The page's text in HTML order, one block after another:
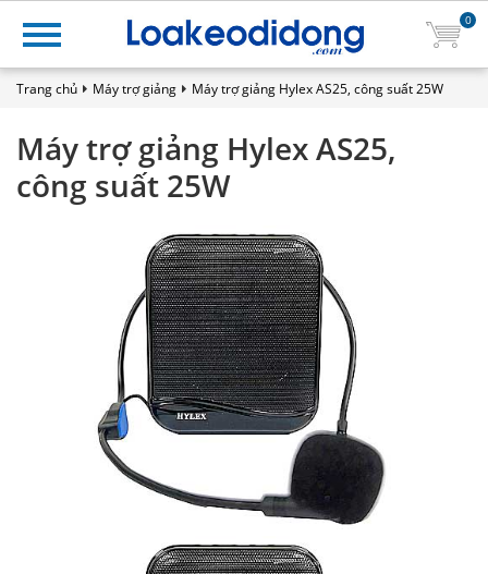
0
Trang chủ Máy trợ giảng Máy trợ giảng Hylex AS25, công suất 25W
Máy trợ giảng Hylex AS25,
công suất 25W